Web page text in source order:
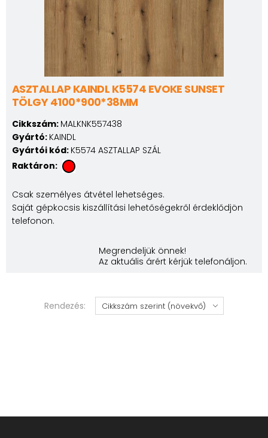
ASZTALLAP KAINDL K5574 EVOKE SUNSET
TÖLGY 4100*900*38MM
Cikkszám: MALKNK557438
Gyártó: KAINDL
Gyártói kód: K5574 ASZTALLAP SZÁL
Raktáron:
Csak személyes átvétel lehetséges.
Saját gépkocsis kiszállítási lehetőségekről érdeklődjön
telefonon.
Megrendeljük önnek!
Az aktuális árért kérjük telefonáljon.
Rendezés: